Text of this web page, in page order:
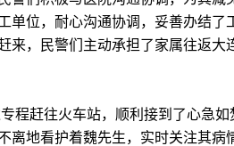
单位，耐心沟通协调，妥善办结了
来，民警们主动承担了家属往返大
赶往火车站，顺利接到了心急如
离地看护着魏先生，实时关注其病